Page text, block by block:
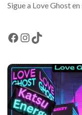
Sigue a Love Ghost
Facebook
Instagram
TikTok